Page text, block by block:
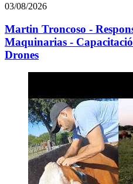
03/08/2026
Martin Troncoso -
Maquinarias -
Drones